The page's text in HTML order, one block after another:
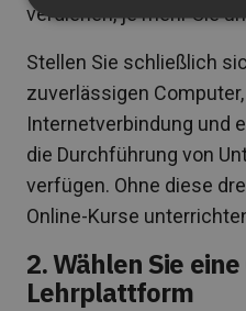
verdienen, je mehr Sie
Stellen Sie schließlich
zuverlässigen
Internetverbindung und
die Durchführung von
verfügen. Ohne diese
Online-Kurse
2. Wählen Sie
Lehrplattform